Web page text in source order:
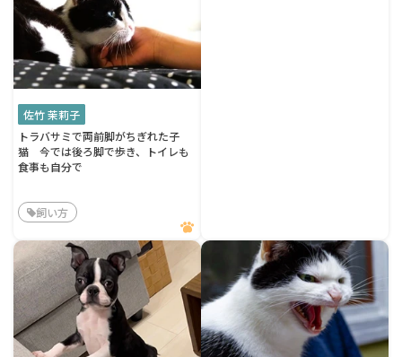
佐竹 茉莉子
トラバサミで両前脚がちぎれた子
猫 今では後ろ脚で歩き、トイレも
食事も自分で
飼い方